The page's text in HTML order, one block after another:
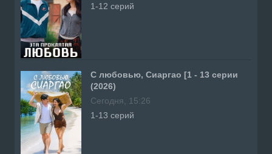
1-12 серий
С любовью, Сиаргао [1 - 13 серии
(2026)
Сегодня, 15:26
1-13 серий